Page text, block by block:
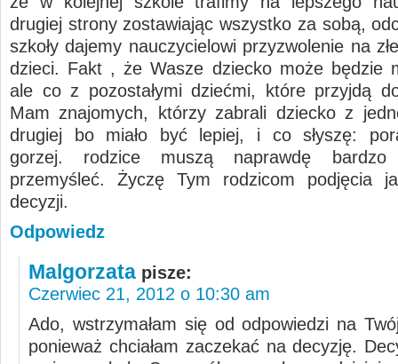
drugiej strony zostawiając wszystko za sobą,
szkoły dajemy nauczycielowi przyzwolenie na
dzieci. Fakt , że Wasze dziecko może będzie
ale co z pozostałymi dziećmi, które przyjdą
Mam znajomych, którzy zabrali dziecko z
drugiej bo miało być lepiej, i co słyszę:
gorzej. rodzice muszą naprawdę
przemyśleć. Życzę Tym rodzicom podjęcia
decyzji.
Odpowiedz
Malgorzata pisze:
Czerwiec 21, 2012 o 10:30 am
Ado, wstrzymałam się od odpowiedzi na
ponieważ chciałam zaczekać na decyzję.